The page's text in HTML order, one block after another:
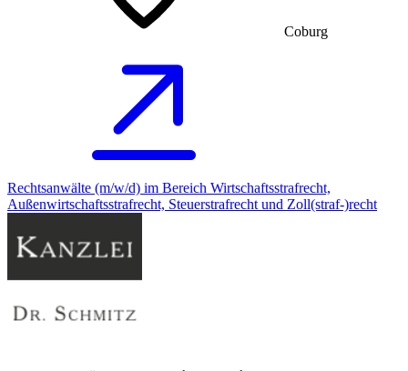
Coburg
Rechtsanwälte (m/w/d) im Bereich Wirtschaftsstrafrecht,
Außenwirtschaftsstrafrecht, Steuerstrafrecht und Zoll(straf-)recht